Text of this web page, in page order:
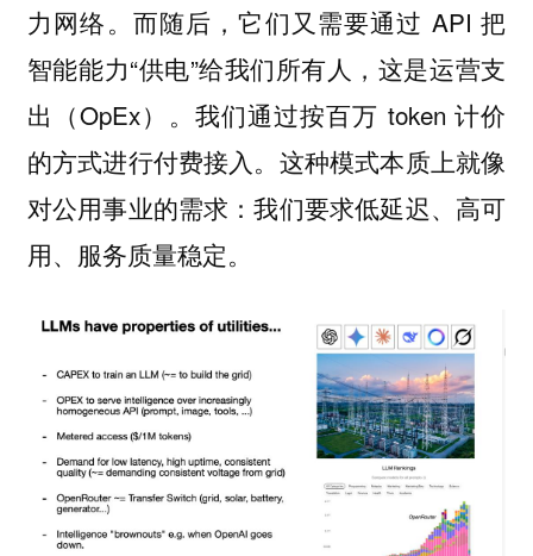
力网络。而随后，它们又需要通过 API 把
智能能力“供电”给我们所有人，这是运营支
出（OpEx）。我们通过按百万 token 计价
的方式进行付费接入。这种模式本质上就像
对公用事业的需求：我们要求低延迟、高可
用、服务质量稳定。